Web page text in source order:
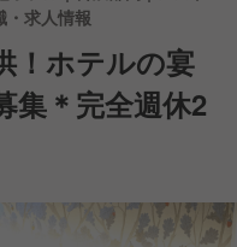
・求人情報
！ホテルの宴
集＊完全週休2